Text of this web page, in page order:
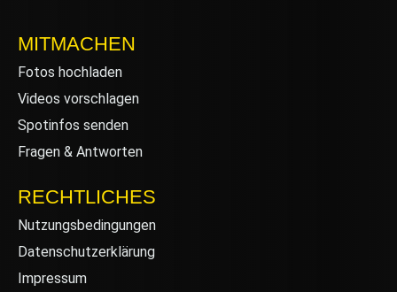
MITMACHEN
Fotos hochladen
Videos vorschlagen
Spotinfos senden
Fragen & Antworten
RECHTLICHES
Nutzungsbedingungen
Datenschutzerklärung
Impressum